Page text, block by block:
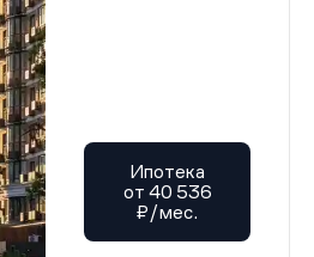
Ипотека
от 40 536
₽/мес.